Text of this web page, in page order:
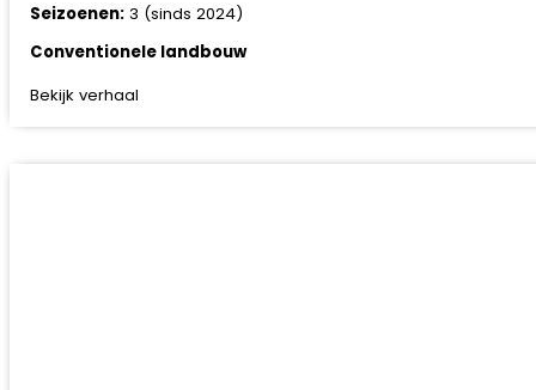
Seizoenen:3 (sinds 2024)
Conventionele landbouw
Bekijk verhaal